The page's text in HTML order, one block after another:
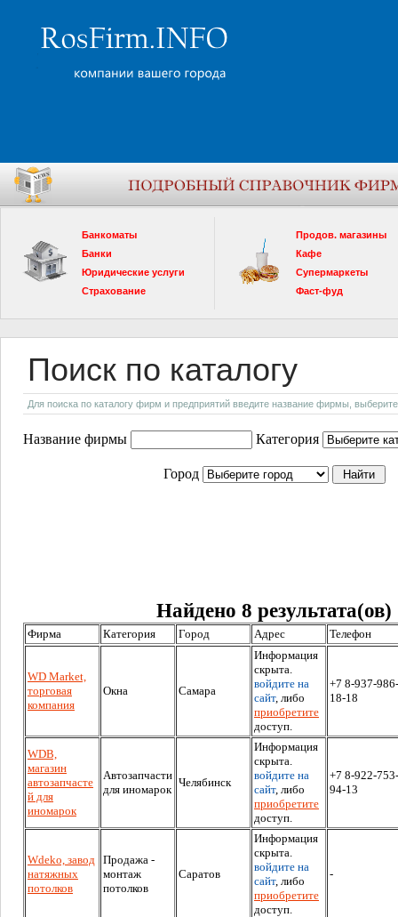
Банкоматы
Банки
Юридические услуги
Страхование
Продов. магазины
Кафе
Супермаркеты
Фаст-фуд
Поиск по каталогу
Для поиска по каталогу фирм и предприятий введите название фирмы, выберите
Название фирмы Категория
Город
Найдено 8 результата(ов)
Фирма Категория Город Адрес Телефон
WD Market,
торговая
компания
Окна Самара
Информация
скрыта.
войдите на
сайт, либо
приобретите
доступ.
+7 8-937-986-
18-18
WDB,
магазин
автозапчасте
й для
иномарок
Автозапчасти
для иномарок
Челябинск
Информация
скрыта.
войдите на
сайт, либо
приобретите
доступ.
+7 8-922-753-
94-13
Wdeko, завод
натяжных
потолков
Продажа -
монтаж
потолков
Саратов
Информация
скрыта.
войдите на
сайт, либо
приобретите
доступ.
-